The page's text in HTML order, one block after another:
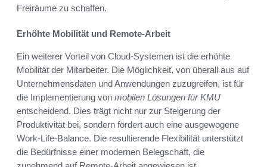
Freiräume zu schaffen.
Erhöhte Mobilität und Remote-Arbeit
Ein weiterer Vorteil von Cloud-Systemen ist die erhöhte
Mobilität der Mitarbeiter. Die Möglichkeit, von überall aus auf
Unternehmensdaten und Anwendungen zuzugreifen, ist für
die Implementierung von mobilen Lösungen für KMU
entscheidend. Dies trägt nicht nur zur Steigerung der
Produktivität bei, sondern fördert auch eine ausgewogene
Work-Life-Balance. Die resultierende Flexibilität unterstützt
die Bedürfnisse einer modernen Belegschaft, die